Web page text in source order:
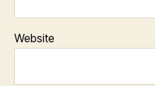
Website